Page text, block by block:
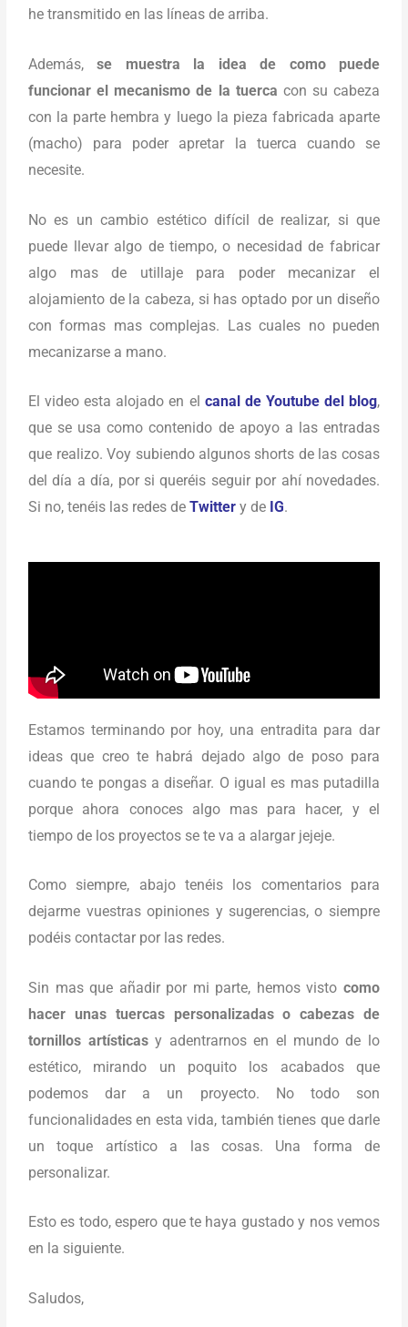
he transmitido en las líneas de arriba.
Además,se muestra la idea de como puede
funcionar el mecanismo de la tuerca con su cabeza
con la parte hembra y luego la pieza fabricada aparte
(macho) para poder apretar la tuerca cuando se
necesite.
No es un cambio estético difícil de realizar, si que
puede llevar algo de tiempo, o necesidad de fabricar
algo mas de utillaje para poder mecanizar el
alojamiento de la cabeza, si has optado por un diseño
con formas mas complejas. Las cuales no pueden
mecanizarse a mano.
El video esta alojado en el canal de Youtube del blog,
que se usa como contenido de apoyo a las entradas
que realizo. Voy subiendo algunos shorts de las cosas
del día a día, por si queréis seguir por ahí novedades.
Si no, tenéis las redes deTwitter y de IG.
Estamos terminando por hoy, una entradita para dar
ideas que creo te habrá dejado algo de poso para
cuando te pongas a diseñar. O igual es mas putadilla
porque ahora conoces algo mas para hacer, y el
tiempo de los proyectos se te va a alargar jejeje.
Como siempre, abajo tenéis los comentarios para
dejarme vuestras opiniones y sugerencias, o siempre
podéis contactar por las redes.
Sin mas que añadir por mi parte, hemos visto como
hacer unas tuercas personalizadas o cabezas de
tornillos artísticasy adentrarnos en el mundo de lo
estético, mirando un poquito los acabados que
podemos dar a un proyecto. No todo son
funcionalidades en esta vida, también tienes que darle
un toque artístico a las cosas. Una forma de
personalizar.
Esto es todo, espero que te haya gustado y nos vemos
en la siguiente.
Saludos,